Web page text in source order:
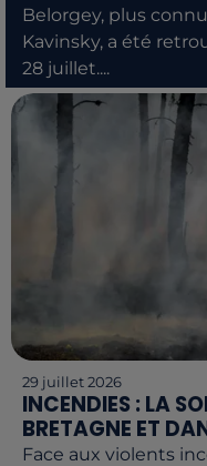
Belorgey, plus
Kavinsky, a été
28 juillet....
29 juillet 2026
INCENDIES : LA
BRETAGNE ET
Face aux violents